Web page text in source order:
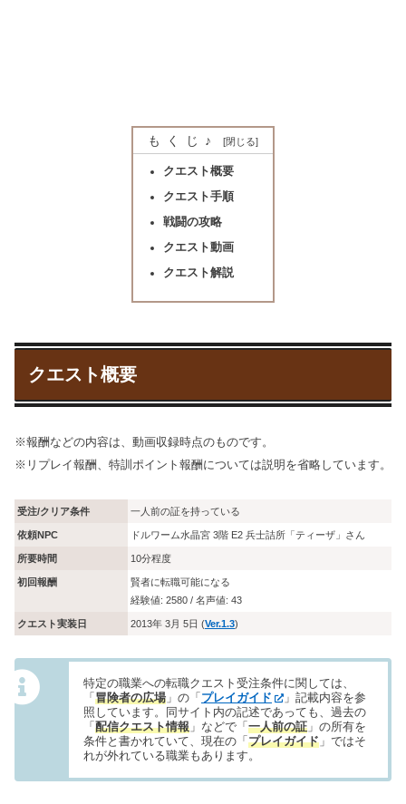
もくじ♪
クエスト概要
クエスト手順
戦闘の攻略
クエスト動画
クエスト解説
クエスト概要
※報酬などの内容は、動画収録時点のものです。
※リプレイ報酬、特訓ポイント報酬については説明を省略しています。
受注/クリア条件 一人前の証を持っている
依頼NPC ドルワーム水晶宮 3階 E2 兵士詰所「ティーザ」さん
所要時間 10分程度
初回報酬
賢者に転職可能になる
経験値: 2580 / 名声値: 43
クエスト実装日 2013年 3月 5日 (Ver.1.3)
特定の職業への転職クエスト受注条件に関しては、
「 冒険者の広場 」の「 プレイガイド
」記載内容を参
照しています。同サイト内の記述であっても、過去の
「 配信クエスト情報 」などで「 一人前の証 」の所有を
条件と書かれていて、現在の「 プレイガイド 」ではそ
れが外れている職業もあります。